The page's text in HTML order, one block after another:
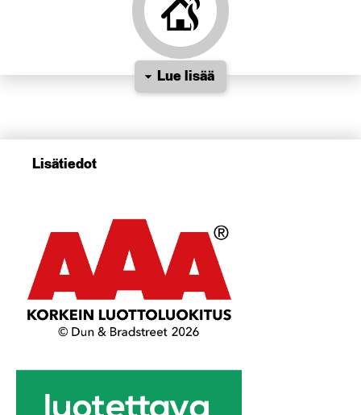
Lue lisää
Lisätiedot